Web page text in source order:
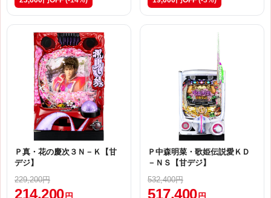
Ｐ真・花の慶次３Ｎ－Ｋ【甘
デジ】
229,200円
214,200 円
Ｐ中森明菜・歌姫伝説愛ＫＤ
－ＮＳ【甘デジ】
532,400円
517,400 円